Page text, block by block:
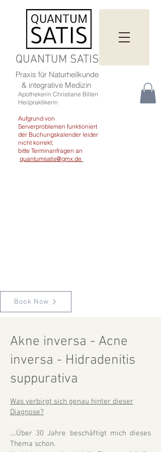
QUANTUM SATIS
Praxis für Naturheilkunde
& integrative Medizin
Apothekerin Christiane Billen
Heilpraktikerin
Aufgrund von
Serverproblemen funktioniert
der Buchungskalender leider
nicht korrekt;
bitte Terminanfragen an
quantumsatis@gmx.de
Book Now
Akne inversa - Acne
inversa - Hidradenitis
suppurativa
Was verbirgt sich genau hinter dieser
Diagnose?
....Über 30 Jahre beschäftigt mich dieses
Thema schon.